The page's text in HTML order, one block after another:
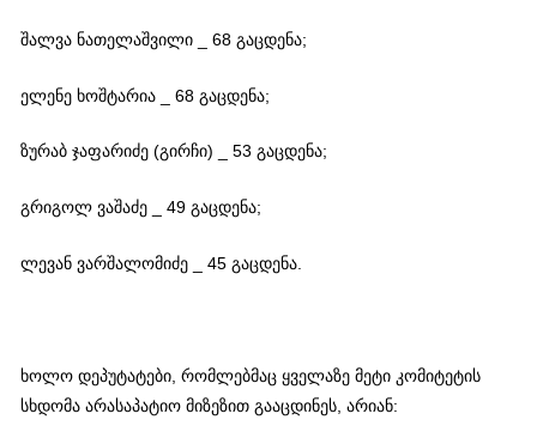
შალვა ნათელაშვილი _ 68 გაცდენა;
ელენე ხოშტარია _ 68 გაცდენა;
ზურაბ ჯაფარიძე (გირჩი) _ 53 გაცდენა;
გრიგოლ ვაშაძე _ 49 გაცდენა;
ლევან ვარშალომიძე _ 45 გაცდენა.
ხოლო დეპუტატები, რომლებმაც ყველაზე მეტი კომიტეტის
სხდომა არასაპატიო მიზეზით გააცდინეს, არიან: